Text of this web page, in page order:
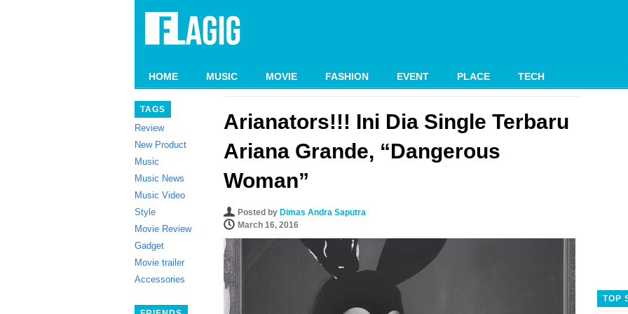
HOME MUSIC MOVIE FASHION EVENT PLACE TECH
TAGS
Review
New Product
Music
Music News
Music Video
Style
Movie Review
Gadget
Movie trailer
Accessories
Arianators!!! Ini Dia Single Terbaru
Ariana Grande, “Dangerous
Woman”
Posted by Dimas Andra Saputra
March 16, 2016
TOP